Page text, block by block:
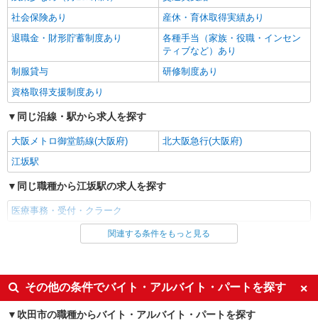
社会保険あり
産休・育休取得実績あり
退職金・財形貯蓄制度あり
各種手当（家族・役職・インセン
ティブなど）あり
制服貸与
研修制度あり
資格取得支援制度あり
同じ沿線・駅から求人を探す
大阪メトロ御堂筋線(大阪府)
北大阪急行(大阪府)
江坂駅
同じ職種から江坂駅の求人を探す
医療事務・受付・クラーク
同じ雇用形態から江坂駅の求人を探す
同じ特徴から江坂駅の求人を探す
入社日応相談
未経験歓迎
関連する条件をもっと見る
その他の条件でバイト・アルバイト・パートを探す
吹田市の職種からバイト・アルバイト・パートを探す